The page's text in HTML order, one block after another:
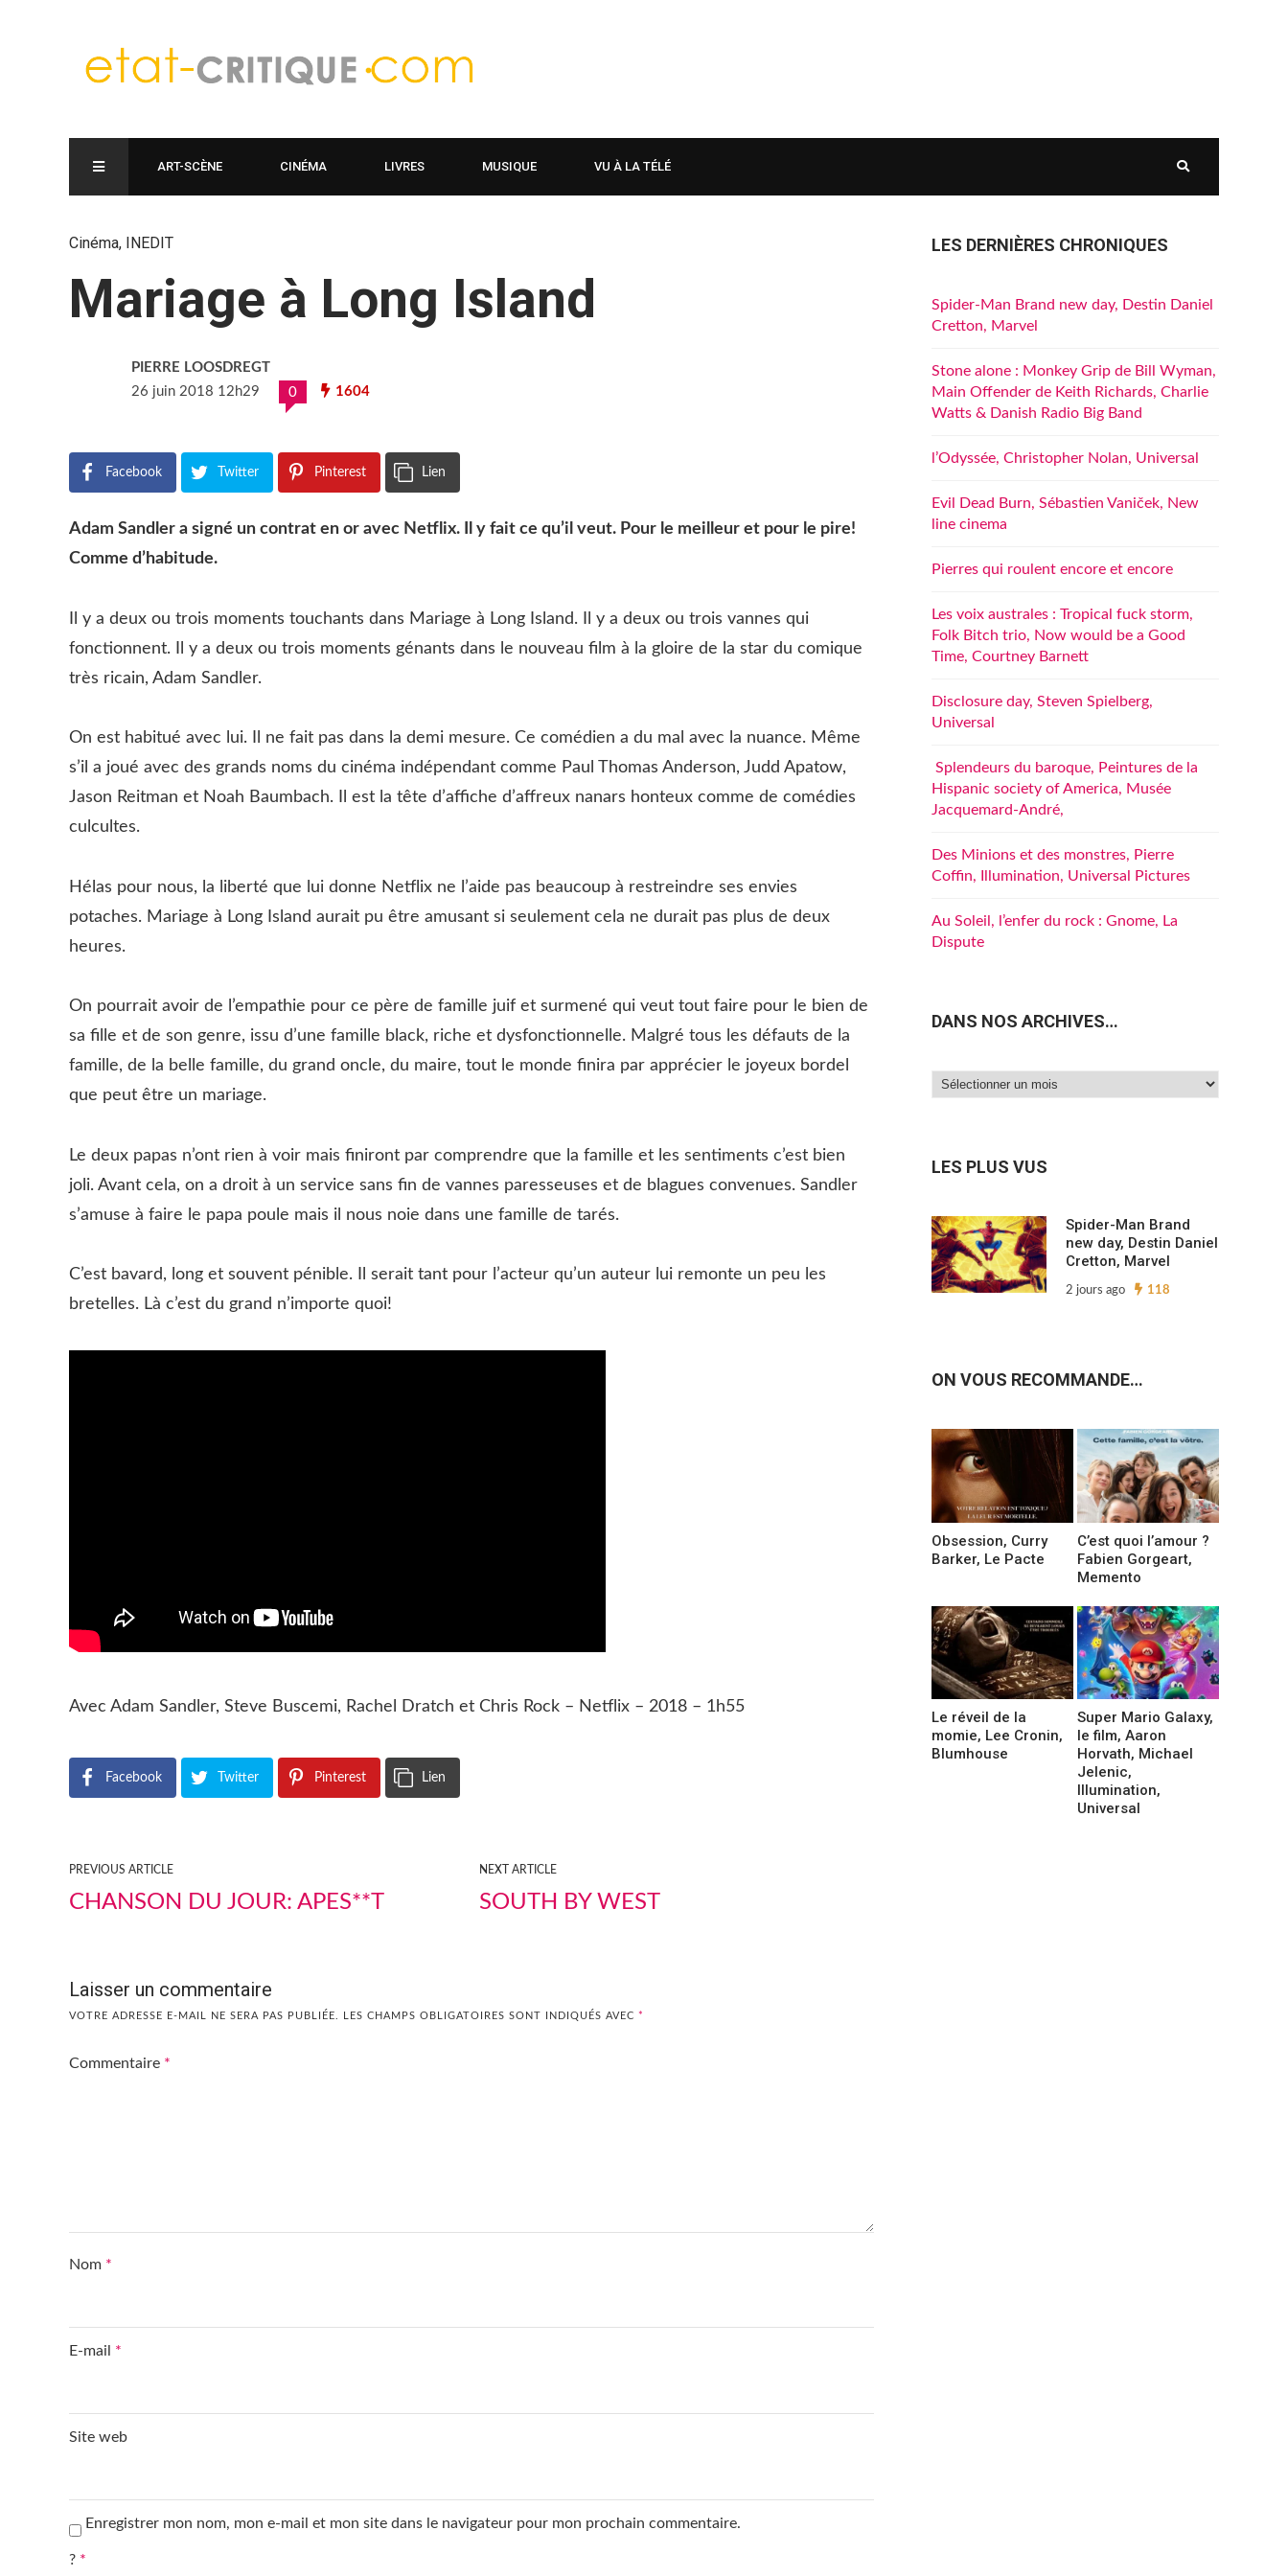
ART-SCÈNE CINÉMA LIVRES MUSIQUE VU À LA TÉLÉ
Cinéma, INEDIT
Mariage à Long Island
PIERRE LOOSDREGT
26 juin 2018 12h29
0 1604
Facebook Twitter Pinterest Lien
Adam Sandler a signé un contrat en or avec Netflix. Il y fait ce qu’il veut. Pour le meilleur et pour le pire!
Comme d’habitude.
Il y a deux ou trois moments touchants dans Mariage à Long Island. Il y a deux ou trois vannes qui
fonctionnent. Il y a deux ou trois moments génants dans le nouveau film à la gloire de la star du comique
très ricain, Adam Sandler.
On est habitué avec lui. Il ne fait pas dans la demi mesure. Ce comédien a du mal avec la nuance. Même
s’il a joué avec des grands noms du cinéma indépendant comme Paul Thomas Anderson, Judd Apatow,
Jason Reitman et Noah Baumbach. Il est la tête d’affiche d’affreux nanars honteux comme de comédies
culcultes.
Hélas pour nous, la liberté que lui donne Netflix ne l’aide pas beaucoup à restreindre ses envies
potaches. Mariage à Long Island aurait pu être amusant si seulement cela ne durait pas plus de deux
heures.
On pourrait avoir de l’empathie pour ce père de famille juif et surmené qui veut tout faire pour le bien de
sa fille et de son genre, issu d’une famille black, riche et dysfonctionnelle. Malgré tous les défauts de la
famille, de la belle famille, du grand oncle, du maire, tout le monde finira par apprécier le joyeux bordel
que peut être un mariage.
Le deux papas n’ont rien à voir mais finiront par comprendre que la famille et les sentiments c’est bien
joli. Avant cela, on a droit à un service sans fin de vannes paresseuses et de blagues convenues. Sandler
s’amuse à faire le papa poule mais il nous noie dans une famille de tarés.
C’est bavard, long et souvent pénible. Il serait tant pour l’acteur qu’un auteur lui remonte un peu les
bretelles. Là c’est du grand n’importe quoi!
Avec Adam Sandler, Steve Buscemi, Rachel Dratch et Chris Rock – Netflix – 2018 – 1h55
Facebook Twitter Pinterest Lien
PREVIOUS ARTICLE
CHANSON DU JOUR: APES**T
NEXT ARTICLE
SOUTH BY WEST
Laisser un commentaire
VOTRE ADRESSE E-MAIL NE SERA PAS PUBLIÉE. LES CHAMPS OBLIGATOIRES SONT INDIQUÉS AVEC *
Commentaire *
Nom *
E-mail *
Site web
Enregistrer mon nom, mon e-mail et mon site dans le navigateur pour mon prochain commentaire.
? *
LES DERNIÈRES CHRONIQUES
Spider-Man Brand new day, Destin Daniel
Cretton, Marvel
Stone alone : Monkey Grip de Bill Wyman,
Main Offender de Keith Richards, Charlie
Watts & Danish Radio Big Band
l’Odyssée, Christopher Nolan, Universal
Evil Dead Burn, Sébastien Vaniček, New
line cinema
Pierres qui roulent encore et encore
Les voix australes : Tropical fuck storm,
Folk Bitch trio, Now would be a Good
Time, Courtney Barnett
Disclosure day, Steven Spielberg,
Universal
Splendeurs du baroque, Peintures de la
Hispanic society of America, Musée
Jacquemard-André,
Des Minions et des monstres, Pierre
Coffin, Illumination, Universal Pictures
Au Soleil, l’enfer du rock : Gnome, La
Dispute
DANS NOS ARCHIVES…
Dans
LES PLUS VUS
Spider-Man Brand
new day, Destin Daniel
Cretton, Marvel
2 jours ago 118
ON VOUS RECOMMANDE…
Obsession, Curry
Barker, Le Pacte
C’est quoi l’amour ?
Fabien Gorgeart,
Memento
Le réveil de la
momie, Lee Cronin,
Blumhouse
Super Mario Galaxy,
le film, Aaron
Horvath, Michael
Jelenic,
Illumination,
Universal